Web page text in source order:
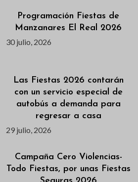
Programación Fiestas de
Manzanares El Real 2026
30 julio, 2026
Las Fiestas 2026 contarán
con un servicio especial de
autobús a demanda para
regresar a casa
29 julio, 2026
Campaña Cero Violencias-
Todo Fiestas, por unas Fiestas